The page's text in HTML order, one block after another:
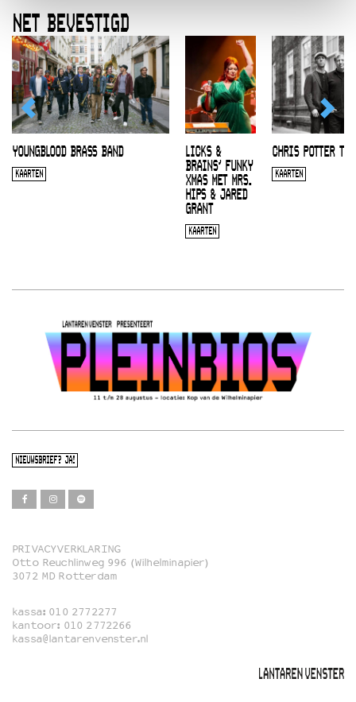
NET BEVESTIGD
YOUNGBLOOD BRASS BAND
KAARTEN
LICKS &
BRAINS’ FUNKY
XMAS MET MRS.
HIPS & JARED
GRANT
KAARTEN
CHRIS POTTER
KAARTEN
NIEUWSBRIEF? JA!
Film
Familie
Film in English
PRIVACYVERKLARING
Otto Reuchlinweg 996 (Wilhelminapier)
3072 MD Rotterdam
kassa: 010 2772277
kantoor: 010 2772266
kassa@lantarenvenster.nl